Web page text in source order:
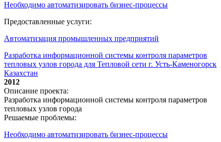
Необходимо автоматизировать бизнес-процессы
Предоставленные услуги:
Автоматизация промышленных предприятий
Разработка информационной системы контроля параметров
тепловых узлов города для Тепловой сети г. Усть-Каменогорск
Казахстан
2012
Описание проекта:
Разработка информационной системы контроля параметров
тепловых узлов города
Решаемые проблемы:
Необходимо автоматизировать бизнес-процессы